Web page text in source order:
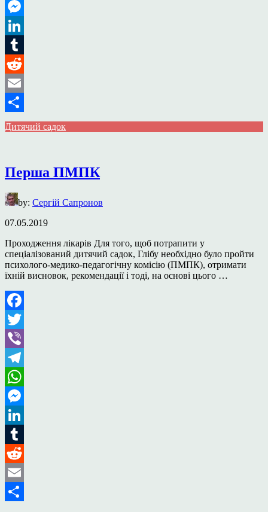
WhatsApp
Messenger
LinkedIn
Tumblr
Reddit
Email
Поділитися
Дитячий садок
Перша ПМПК
by: Сергій Сапронов
07.05.2019
Проходження лікарів Для того, щоб потрапити у
спеціалізований дитячий садок, Глібу необхідно було пройти
психолого-медико-педагогічну комісію (ПМПК), отримати
їхній висновок, рекомендації і тоді, на основі цього …
Facebook
Twitter
Viber
Telegram
WhatsApp
Messenger
LinkedIn
Tumblr
Reddit
Email